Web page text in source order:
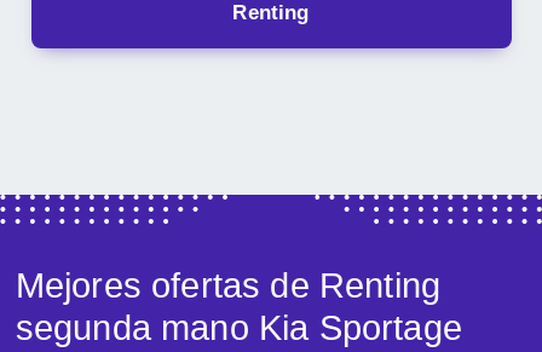
Renting
Mejores ofertas de Renting
segunda mano Kia Sportage